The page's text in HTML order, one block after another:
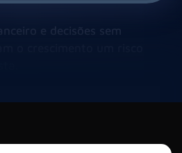
e decisões sem